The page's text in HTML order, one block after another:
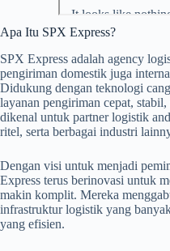
Apa Itu SPX Express?
SPX Express adalah agency
pengiriman domestik juga
Didukung dengan teknologi
layanan pengiriman cepat,
dikenal untuk partner logistik
ritel, serta berbagai industri
Dengan visi untuk menjadi
Express terus berinovasi untuk
makin komplit. Mereka
infrastruktur logistik yang
yang efisien.